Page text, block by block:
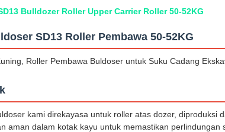
Bulldozer Roller Upper Carrier Roller 50-52KG
SD13 Roller Pembawa 50-52KG
Roller Pembawa Buldoser untuk Suku Cadang
kami direkayasa untuk roller atas dozer,
aman dalam kotak kayu untuk memastikan